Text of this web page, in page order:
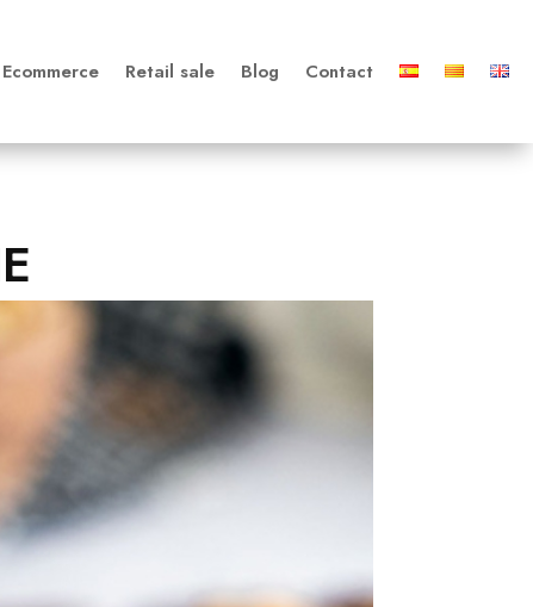
Ecommerce Retail sale Blog Contact